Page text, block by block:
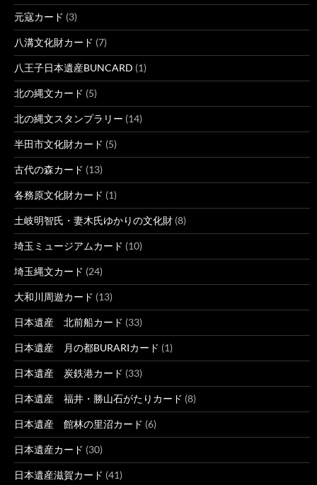
元寇カード (3)
八溝文化財カード (7)
八王子日本遺産BUNCARD (1)
北の縄文カード (5)
北の縄文スタンプラリー (14)
半田市文化財カード (5)
古代の森カード (13)
各務原文化財カード (1)
土岐明智氏・妻木氏ゆかりの文化財 (8)
埼玉ミュージアムカード (10)
埼玉縄文カード (24)
大和川周遊カード (13)
日本遺産 北前船カード (33)
日本遺産 月の都BURARIカード (1)
日本遺産 炭鉄港カード (33)
日本遺産 福井・勝山石がたりカード (8)
日本遺産 館林の里沼カード (6)
日本遺産カード (30)
日本遺産滋賀カード (41)